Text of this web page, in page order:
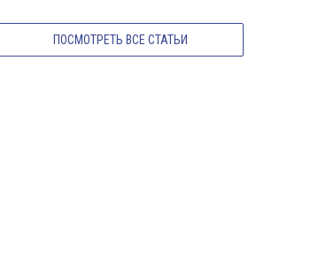
ПОСМОТРЕТЬ ВСЕ СТАТЬИ